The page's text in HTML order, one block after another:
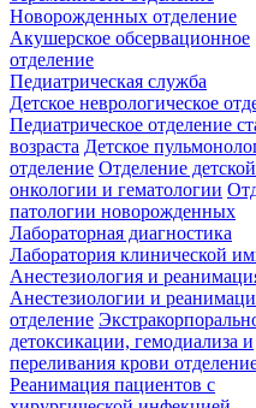
Новорожденных отделение
Акушерское обсервационное
отделение
Педиатрическая служба
Детское неврологическое
Педиатрическое отделение
возраста Детское
отделение Отделение детской
онкологии и гематологии
патологии новорожденных
Лабораторная диагностика
Лаборатория клинической
Анестезиология и
Анестезиологии и
отделение
детоксикации, гемодиализа и
переливания крови
Реанимация пациентов с